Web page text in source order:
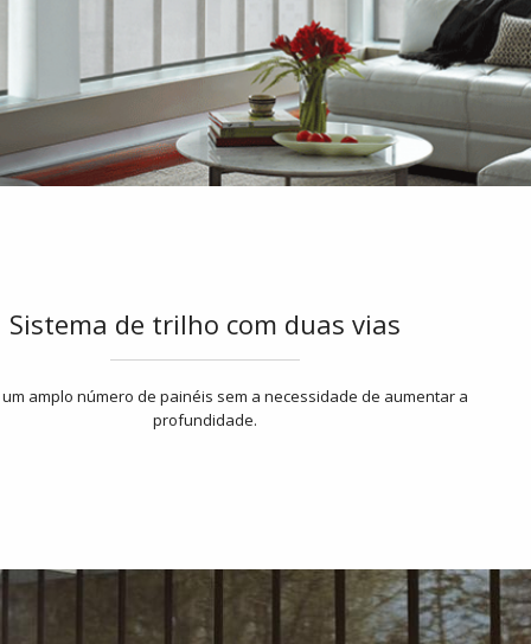
Sistema de trilho com duas vias
amplo número de painéis sem a necessidade de aumentar a
profundidade.